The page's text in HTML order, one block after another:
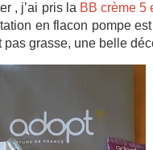
, j’ai pris la BB crème 5
en flacon pompe
pas grasse, une belle